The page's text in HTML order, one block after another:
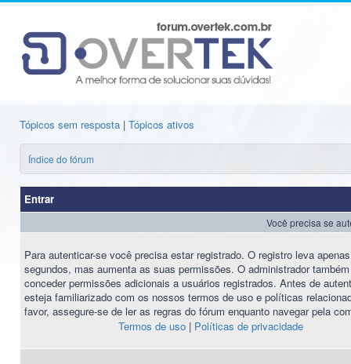
Tópicos sem resposta | Tópicos ativos
Índice do fórum
Entrar
Você precisa se
Para autenticar-se você precisa estar registrado. O registro leva
segundos, mas aumenta as suas permissões. O administrador
conceder permissões adicionais a usuários registrados. Antes de
esteja familiarizado com os nossos termos de uso e políticas
favor, assegure-se de ler as regras do fórum enquanto navegar pela
Termos de uso| Políticas de privacidade